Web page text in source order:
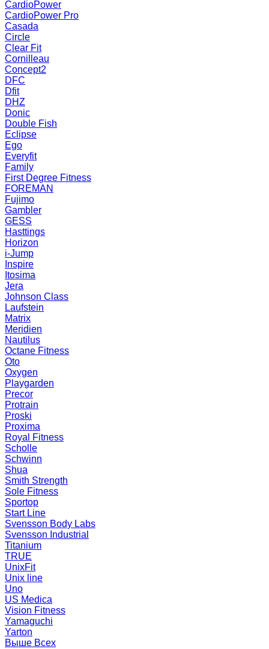
CardioPower
CardioPower Pro
Casada
Circle
Clear Fit
Cornilleau
Concept2
DFC
Dfit
DHZ
Donic
Double Fish
Eclipse
Ego
Everyfit
Family
First Degree Fitness
FOREMAN
Fujimo
Gambler
GESS
Hasttings
Horizon
i-Jump
Inspire
Itosima
Jera
Johnson Class
Laufstein
Matrix
Meridien
Nautilus
Octane Fitness
Oto
Oxygen
Playgarden
Precor
Protrain
Proski
Proxima
Royal Fitness
Scholle
Schwinn
Shua
Smith Strength
Sole Fitness
Sportop
Start Line
Svensson Body Labs
Svensson Industrial
Titanium
TRUE
UnixFit
Unix line
Uno
US Medica
Vision Fitness
Yamaguchi
Yarton
Выше Всех